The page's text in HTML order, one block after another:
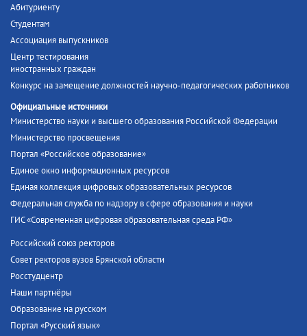
Абитуриенту
Студентам
Ассоциация выпускников
Центр тестирования
иностранных граждан
Конкурс на замещение должностей научно-педагогических работников
Официальные источники
Министерство науки и высшего образования Российской Федерации
Министерство просвещения
Портал «Российское образование»
Единое окно информационных ресурсов
Единая коллекция цифровых образовательных ресурсов
Федеральная служба по надзору в сфере образования и науки
ГИС «Современная цифровая образовательная среда РФ»
Российский союз ректоров
Совет ректоров вузов Брянской области
Росстудцентр
Наши партнёры
Образование на русском
Портал «Русский язык»